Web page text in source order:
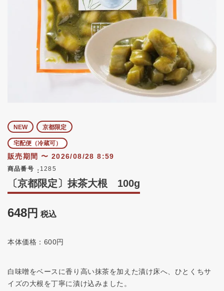
NEW 京都限定
宅配便（冷蔵可）
販売期間 〜 2026/08/28 8:59
商品番号 1285
〔京都限定〕抹茶大根 100g
648 税込
本体価格：600円
白味噌をベースに香り高い抹茶を加えた漬け床へ、ひとくちサ
イズの大根を丁寧に漬け込みました。